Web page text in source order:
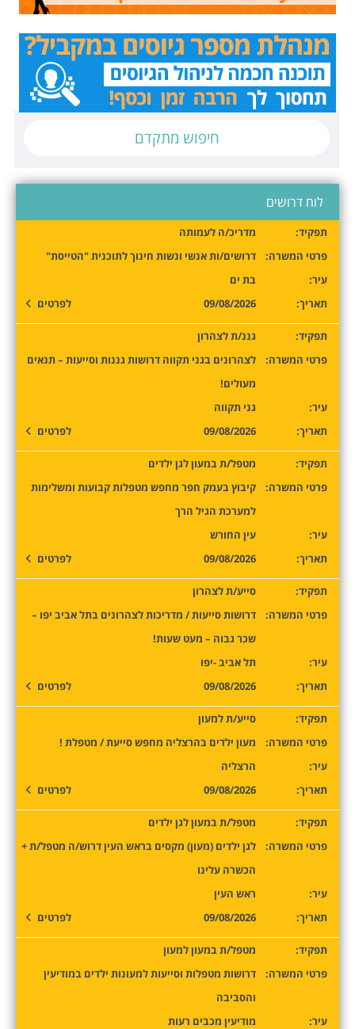
לוח דרושים
תפקיד:
מדריכ/ה לעמותה
פרטי המשרה:
דרושים/ות אנשי ונשות חינוך לתוכנית "הטייסת"
עיר:
בת ים
תאריך:
09/08/2026 לפרטים
תפקיד:
גננ/ת לצהרון
פרטי המשרה:
לצהרונים בגני תקווה דרושות גננות וסייעות – תנאים
מעולים!
עיר:
גני תקווה
תאריך:
09/08/2026 לפרטים
תפקיד:
מטפל/ת במעון לגן ילדים
פרטי המשרה:
קיבוץ בעמק חפר מחפש מטפלות קבועות ומשלימות
למערכת הגיל הרך
עיר:
עין החורש
תאריך:
09/08/2026 לפרטים
תפקיד:
סייע/ת לצהרון
פרטי המשרה:
דרושות סייעות / מדריכות לצהרונים בתל אביב יפו –
שכר גבוה – מעט שעות!
עיר:
תל אביב -יפו
תאריך:
09/08/2026 לפרטים
תפקיד:
סייע/ת למעון
פרטי המשרה:
מעון ילדים בהרצליה מחפש סייעת / מטפלת !
עיר:
הרצליה
תאריך:
09/08/2026 לפרטים
תפקיד:
מטפל/ת במעון לגן ילדים
פרטי המשרה:
לגן ילדים (מעון) מקסים בראש העין דרוש/ה מטפל/ת +
הכשרה עלינו
עיר:
ראש העין
תאריך:
09/08/2026 לפרטים
תפקיד:
מטפל/ת במעון למעון
פרטי המשרה:
דרושות מטפלות וסייעות למעונות ילדים במודיעין
והסביבה
עיר:
מודיעין מכבים רעות